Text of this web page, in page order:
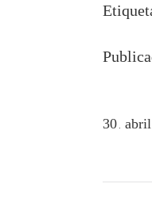
30 abril